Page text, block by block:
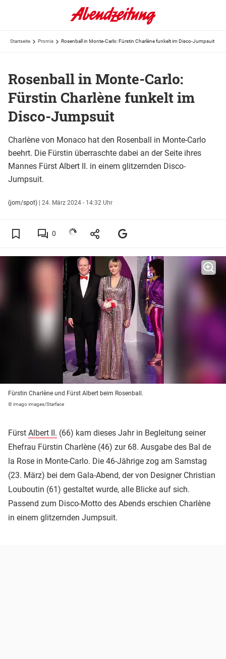
Startseite Promis Rosenball in Monte-Carlo: Fürstin Charlène funkelt im Disco-Jumpsuit
Rosenball in Monte-Carlo:
Fürstin Charlène funkelt im
Disco-Jumpsuit
Charlène von Monaco hat den Rosenball in Monte-Carlo
beehrt. Die Fürstin überraschte dabei an der Seite ihres
Mannes Fürst Albert II. in einem glitzernden Disco-
Jumpsuit.
(jom/spot) | 24. März 2024 - 14:32 Uhr
0
Fürstin Charlène und Fürst Albert beim Rosenball.
© imago images/Starface
Fürst Albert II. (66) kam dieses Jahr in Begleitung seiner
Ehefrau Fürstin Charlène (46) zur 68. Ausgabe des Bal de
la Rose in Monte-Carlo. Die 46-Jährige zog am Samstag
(23. März) bei dem Gala-Abend, der von Designer Christian
Louboutin (61) gestaltet wurde, alle Blicke auf sich.
Passend zum Disco-Motto des Abends erschien Charlène
in einem glitzernden Jumpsuit.